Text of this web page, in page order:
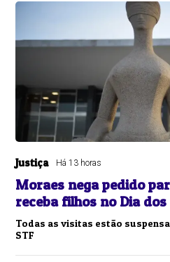
Justiça Há 13 horas
Moraes nega pedido
receba filhos no Dia dos
Todas as visitas estão
STF